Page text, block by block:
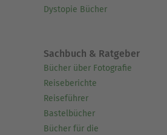
Dystopie Bücher
Sachbuch & Ratgeber
Bücher über Fotografie
Reiseberichte
Reiseführer
Bastelbücher
Bücher für die